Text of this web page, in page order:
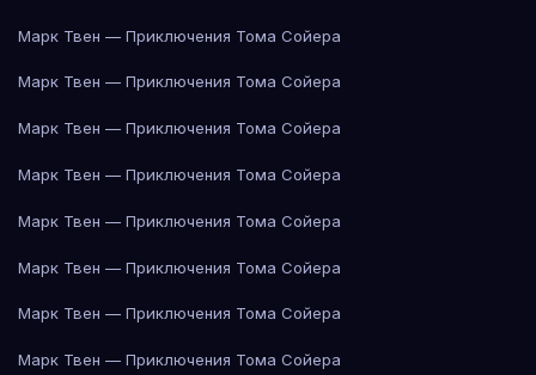
Марк Твен — Приключения Тома Сойера
Марк Твен — Приключения Тома Сойера
Марк Твен — Приключения Тома Сойера
Марк Твен — Приключения Тома Сойера
Марк Твен — Приключения Тома Сойера
Марк Твен — Приключения Тома Сойера
Марк Твен — Приключения Тома Сойера
Марк Твен — Приключения Тома Сойера